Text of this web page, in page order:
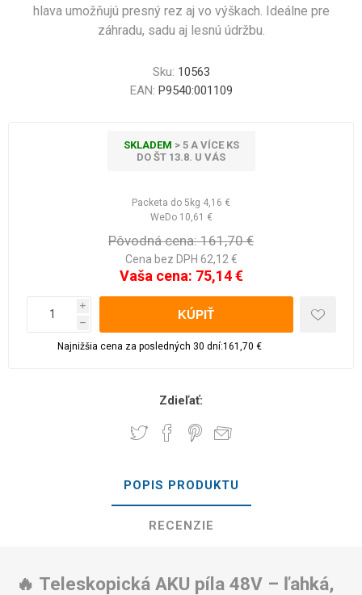
hlava umožňujú presný rez aj vo výškach. Ideálne pre
záhradu, sadu aj lesnú údržbu.
Sku: 10563
EAN: P9540:001109
SKLADEM > 5 A VÍCE KS
DO ŠT 13.8. U VÁS
Packeta do 5kg 4,16 €
WeDo 10,61 €
Pôvodná cena: 161,70 €
Cena bez DPH 62,12 €
Vaša cena: 75,14 €
i
h
Najnižšia cena za posledných 30 dní:161,70 €
Zdieľať:
POPIS PRODUKTU
RECENZIE
🔥 Teleskopická AKU píla 48V – ľahká,